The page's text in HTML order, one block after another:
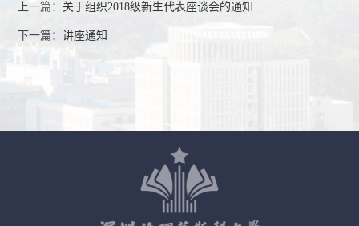
上一篇： 关于组织2018级新生代表座谈会的通知
下一篇：讲座通知